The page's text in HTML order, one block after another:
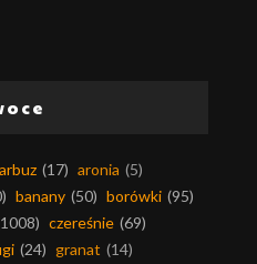
arbuz (17) aronia (5)
banany (50) borówki (95)
czereśnie (69)
(24) granat (14)